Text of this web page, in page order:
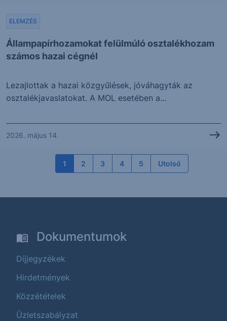
Állampapírhozamokat felülmúló osztalékhozam
számos hazai cégnél
ELEMZÉS
Lezajlottak a hazai közgyűlések, jóváhagyták az
osztalékjavaslatokat. A MOL esetében a...
2026. május 14.
1 2 3 4 5 Utolsó
Dokumentumok
Díjjegyzékek
Hirdetmények
Közzétételek
Üzletszabályzat